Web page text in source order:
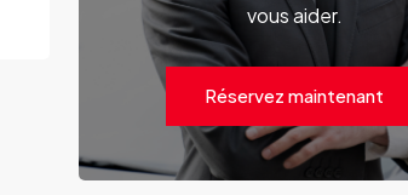
vous aider.
Réservez maintenant